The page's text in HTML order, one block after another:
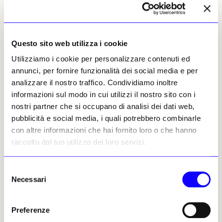
Questo sito web utilizza i cookie
Utilizziamo i cookie per personalizzare contenuti ed
annunci, per fornire funzionalità dei social media e per
analizzare il nostro traffico. Condividiamo inoltre
informazioni sul modo in cui utilizzi il nostro sito con i
nostri partner che si occupano di analisi dei dati web,
pubblicità e social media, i quali potrebbero combinarle
con altre informazioni che hai fornito loro o che hanno
raccolto dal tuo utilizzo dei loro servizi.
delNecessari
Preferenze
Elena Goukassian
Leggi i suoi articoli
Altri articoli dell'autore